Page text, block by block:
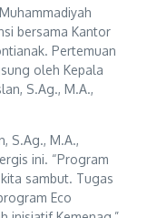
bersama Kantor
Pertemuan
oleh Kepala
S.Ag., M.A.,
S.Ag., M.A.,
ini. “Program
sambut. Tugas
Eco